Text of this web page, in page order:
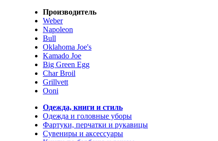
Производитель
Weber
Napoleon
Bull
Oklahoma Joe's
Kamado Joe
Big Green Egg
Char Broil
Grillvett
Ooni
Одежда, книги и стиль
Одежда и головные уборы
Фартуки, перчатки и рукавицы
Сувениры и аксессуары